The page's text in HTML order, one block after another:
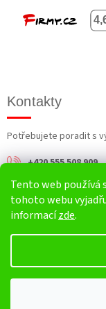
Tento web používá
tohoto webu
informacízde.
Kontakty
Potřebujete poradit s
+420 555 508 909
info@harv.cz